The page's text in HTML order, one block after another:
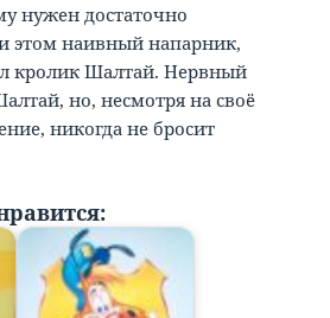
нужен достаточно
этом наивный напарник,
кролик Шалтай. Нервный
но, несмотря на своё
никогда не бросит